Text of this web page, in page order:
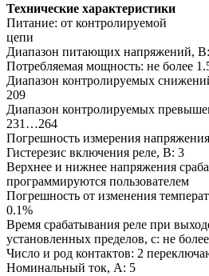
Технические характеристики
Питание: от контролируемой
цепи
Диапазон питающих напряжений,
Потребляемая мощность: не более
Диапазон контролируемых
209
Диапазон контролируемых
231…264
Погрешность измерения
Гистерезис включения реле, В: 3
Верхнее и нижнее напряжения
программируются пользователем
Погрешность от изменения
0.1%
Время срабатывания реле при
установленных пределов, с: не
Число и род контактов: 2
Номинальный ток, А: 5